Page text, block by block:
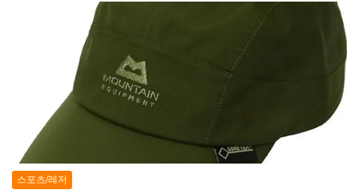
스포츠/레저